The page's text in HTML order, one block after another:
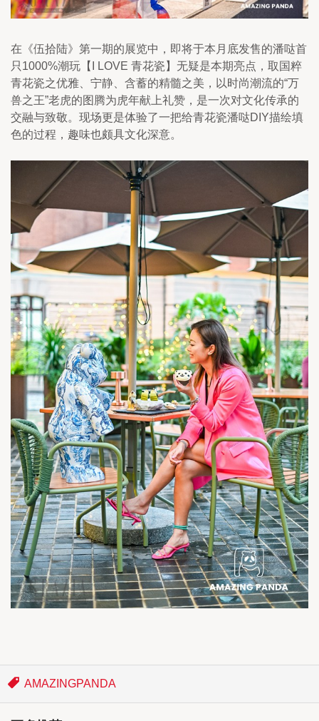
在《伍拾陆》第一期的展览中，即将于本月底发售的潘哒首
只1000%潮玩【I LOVE 青花瓷】无疑是本期亮点，取国粹
青花瓷之优雅、宁静、含蓄的精髓之美，以时尚潮流的“万
兽之王”老虎的图腾为虎年献上礼赞，是一次对文化传承的
交融与致敬。现场更是体验了一把给青花瓷潘哒DIY描绘填
色的过程，趣味也颇具文化深意。
AMAZINGPANDA